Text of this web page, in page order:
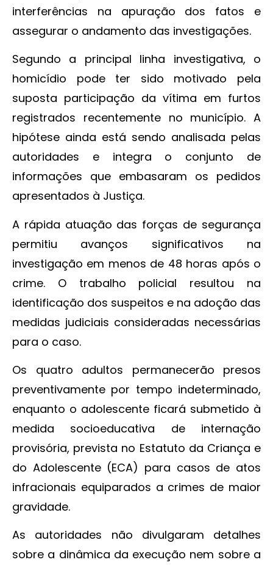
interferências na apuração dos fatos e
assegurar o andamento das investigações.
Segundo a principal linha investigativa, o
homicídio pode ter sido motivado pela
suposta participação da vítima em furtos
registrados recentemente no município. A
hipótese ainda está sendo analisada pelas
autoridades e integra o conjunto de
informações que embasaram os pedidos
apresentados à Justiça.
A rápida atuação das forças de segurança
permitiu avanços significativos na
investigação em menos de 48 horas após o
crime. O trabalho policial resultou na
identificação dos suspeitos e na adoção das
medidas judiciais consideradas necessárias
para o caso.
Os quatro adultos permanecerão presos
preventivamente por tempo indeterminado,
enquanto o adolescente ficará submetido à
medida socioeducativa de internação
provisória, prevista no Estatuto da Criança e
do Adolescente (ECA) para casos de atos
infracionais equiparados a crimes de maior
gravidade.
As autoridades não divulgaram detalhes
sobre a dinâmica da execução nem sobre a